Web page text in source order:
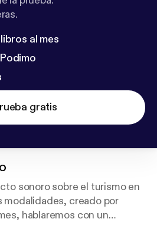
al mes
gratis
sonoro sobre el turismo en
modalidades, creado por
hablaremos con un